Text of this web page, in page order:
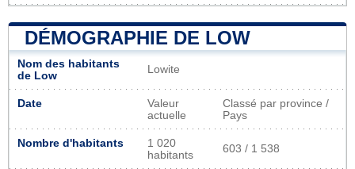
DÉMOGRAPHIE DE LOW
Nom des habitants
de Low
Lowite
Date
Valeur
actuelle
Classé par province /
Pays
Nombre d'habitants
1 020
habitants
603 / 1 538